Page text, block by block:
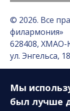
© 2026. Все
филармония»
628408, ХМАО-
ул. Энгельса, 18
Разработка
«Делиссимо»
Мы
был лучше